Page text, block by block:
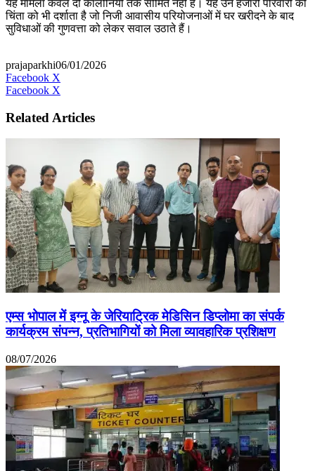
यह मामला केवल दो कॉलोनियों तक सीमित नहीं है। यह उन हजारों परिवारों की
चिंता को भी दर्शाता है जो निजी आवासीय परियोजनाओं में घर खरीदने के बाद
सुविधाओं की गुणवत्ता को लेकर सवाल उठाते हैं।
prajaparkhi06/01/2026
Facebook X
Facebook X
Related Articles
एम्स भोपाल में इग्नू के जेरियाट्रिक मेडिसिन डिप्लोमा का संपर्क
कार्यक्रम संपन्न, प्रतिभागियों को मिला व्यावहारिक प्रशिक्षण
08/07/2026